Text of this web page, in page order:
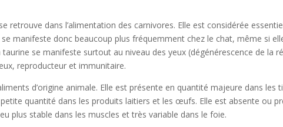
retrouve dans l’alimentation des carnivores. Elle est considérée
manifeste donc beaucoup plus fréquemment chez le chat, même si
se manifeste surtout au niveau des yeux (dégénérescence de la
reproducteur et immunitaire.
d’origine animale. Elle est présente en quantité majeure dans les
quantité dans les produits laitiers et les œufs. Elle est absente ou
plus stable dans les muscles et très variable dans le foie.